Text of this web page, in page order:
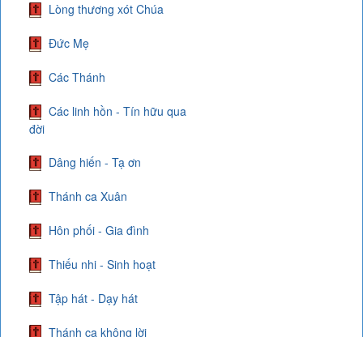
Lòng thương xót Chúa
Đức Mẹ
Các Thánh
Các linh hồn - Tín hữu qua
đời
Dâng hiến - Tạ ơn
Thánh ca Xuân
Hôn phối - Gia đình
Thiếu nhi - Sinh hoạt
Tập hát - Dạy hát
Thánh ca không lời